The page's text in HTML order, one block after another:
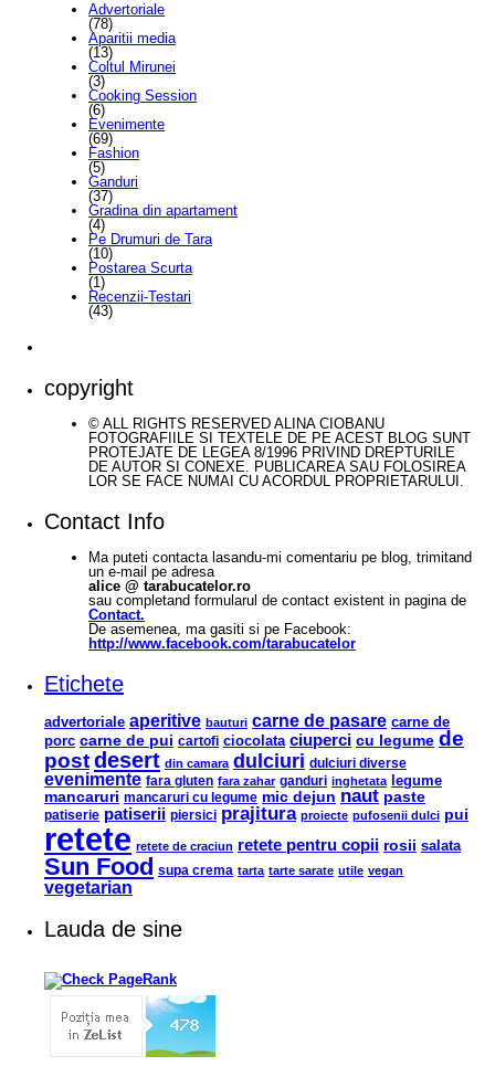
Advertoriale
(78)
Aparitii media
(13)
Coltul Mirunei
(3)
Cooking Session
(6)
Evenimente
(69)
Fashion
(5)
Ganduri
(37)
Gradina din apartament
(4)
Pe Drumuri de Tara
(10)
Postarea Scurta
(1)
Recenzii-Testari
(43)
copyright
© ALL RIGHTS RESERVED ALINA CIOBANU
FOTOGRAFIILE SI TEXTELE DE PE ACEST BLOG SUNT
PROTEJATE DE LEGEA 8/1996 PRIVIND DREPTURILE
DE AUTOR SI CONEXE. PUBLICAREA SAU FOLOSIREA
LOR SE FACE NUMAI CU ACORDUL PROPRIETARULUI.
Contact Info
Ma puteti contacta lasandu-mi comentariu pe blog, trimitand
un e-mail pe adresa
alice @ tarabucatelor.ro
sau completand formularul de contact existent in pagina de
Contact.
De asemenea, ma gasiti si pe Facebook:
http://www.facebook.com/tarabucatelor
Etichete
advertoriale aperitive bauturi carne de pasare carne de
porc carne de pui cartofi ciocolata ciuperci cu legume de
postdesert din camara dulciuri dulciuri diverse
evenimente fara gluten fara zahar ganduri inghetata legume
mancaruri mancaruri cu legume mic dejun naut paste
patiserie patiserii piersici prajitura proiecte pufosenii dulci pui
retete retete de craciun retete pentru copii rosii salata
Sun Food supa crema tarta tarte sarate utile vegan
vegetarian
Lauda de sine